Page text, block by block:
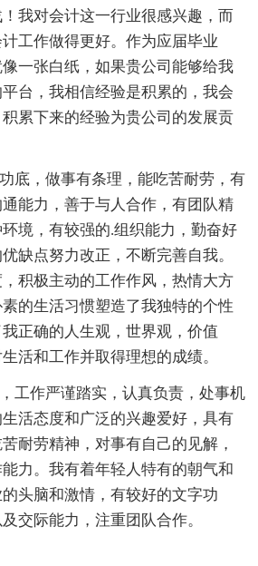
我对会计这一行业很感兴趣，而
工作做得更好。作为应届毕业
一张白纸，如果贵公司能够给我
台，我相信经验是积累的，我会
累下来的经验为贵公司的发展贡
，做事有条理，能吃苦耐劳，有
能力，善于与人合作，有团队精
境，有较强的.组织能力，勤奋好
缺点努力改正，不断完善自我。
积极主动的工作作风，热情大方
的生活习惯塑造了我独特的个性
正确的人生观，世界观，价值
活和工作并取得理想的成绩。
作严谨踏实，认真负责，处事机
活态度和广泛的兴趣爱好，具有
耐劳精神，对事有自己的见解，
力。我有着年轻人特有的朝气和
头脑和激情，有较好的文字功
交际能力，注重团队合作。